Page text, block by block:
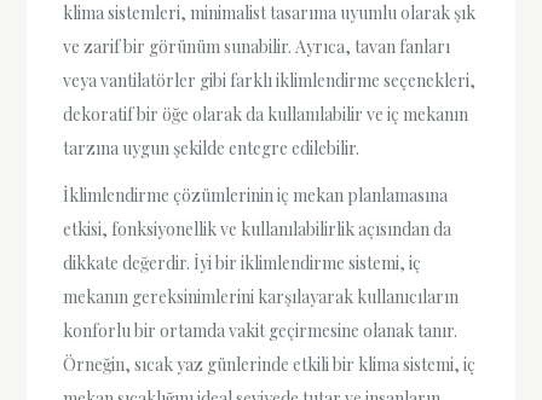
klima sistemleri, minimalist tasarıma uyumlu olarak şık
ve zarif bir görünüm sunabilir. Ayrıca, tavan fanları
veya vantilatörler gibi farklı iklimlendirme seçenekleri,
dekoratif bir öğe olarak da kullanılabilir ve iç mekanın
tarzına uygun şekilde entegre edilebilir.
İklimlendirme çözümlerinin iç mekan planlamasına
etkisi, fonksiyonellik ve kullanılabilirlik açısından da
dikkate değerdir. İyi bir iklimlendirme sistemi, iç
mekanın gereksinimlerini karşılayarak kullanıcıların
konforlu bir ortamda vakit geçirmesine olanak tanır.
Örneğin, sıcak yaz günlerinde etkili bir klima sistemi, iç